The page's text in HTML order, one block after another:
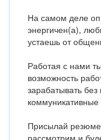
На самом деле
энергичен(а),
устаешь от
Работая с нами
возможность
зарабатывать без
Присылай
рассмотрим и